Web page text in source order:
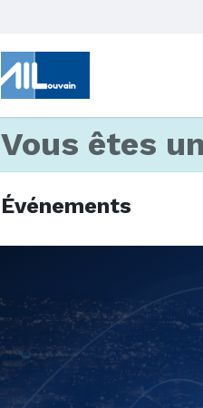
Vous êtes
Événements